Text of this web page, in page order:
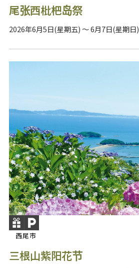
尾张西枇杷岛祭
2026年6月5日(星期五) ～ 6月7日(星期日)
西尾市
三根山紫阳花节